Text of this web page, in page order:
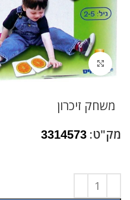
לחץ להגדלה
משחק זיכרון
מק"ט: 3314573